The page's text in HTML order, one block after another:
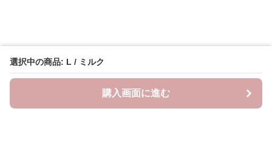
選択中の商品: L / ミルク
購入画面に進む